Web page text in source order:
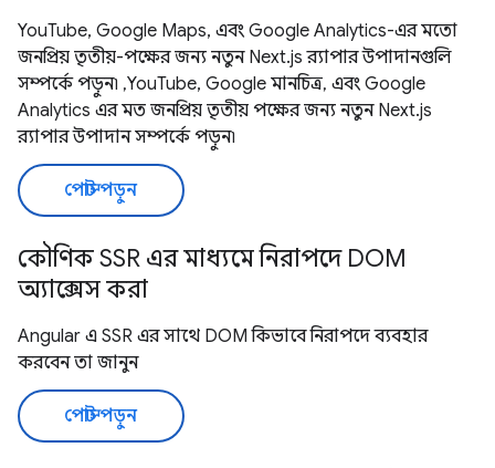
YouTube, Google Maps, এবং Google Analytics-এর মতো
জনপ্রিয় তৃতীয়-পক্ষের জন্য নতুন Next.js র‍্যাপার উপাদানগুলি
সম্পর্কে পড়ুন৷ ,YouTube, Google মানচিত্র, এবং Google
Analytics এর মত জনপ্রিয় তৃতীয় পক্ষের জন্য নতুন Next.js
র‍্যাপার উপাদান সম্পর্কে পড়ুন৷
পোস্ট পড়ুন
কৌণিক SSR এর মাধ্যমে নিরাপদে DOM
অ্যাক্সেস করা
Angular এ SSR এর সাথে DOM কিভাবে নিরাপদে ব্যবহার
করবেন তা জানুন
পোস্ট পড়ুন